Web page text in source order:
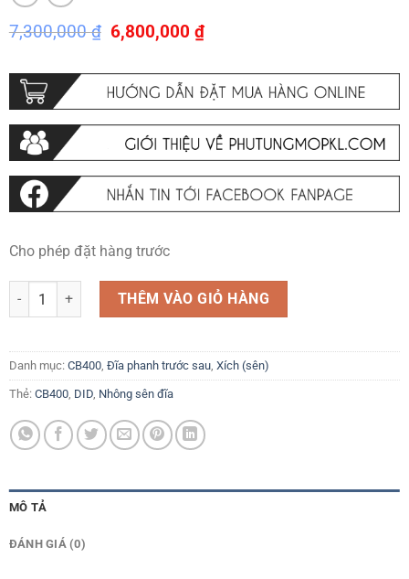
7,300,000₫ Giá
gốc
7,300,000 ₫.
6,800,000 ₫Giá
hiện
là:
6,800,000 ₫.
Cho phép đặt hàng trước
Nhông sên đĩa Honda CB400 Chính hãng DID Daido Japan 15-44-
THÊM VÀO GIỎ HÀNG
Danh mục: CB400, Đĩa phanh trước sau, Xích (sên)
Thẻ: CB400, DID, Nhông sên đĩa
MÔ TẢ
ĐÁNH GIÁ (0)